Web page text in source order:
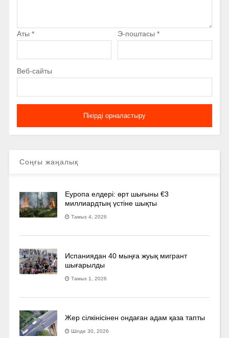
Аты * Э-поштасы *
Веб-сайты
Соңғы жаңалық
Еуропа елдері: өрт шығыны €3
миллиардтың үстіне шықты
Тамыз 4, 2026
Испаниядан 40 мыңға жуық мигрант
шығарылды
Тамыз 1, 2026
Жер сілкінісінен ондаған адам қаза тапты
Шілде 30, 2026